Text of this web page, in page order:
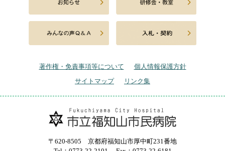
著作権・免責事項等について
個人情報保護方針
サイトマップ
リンク集
〒620-8505 京都府福知山市厚中町231番地